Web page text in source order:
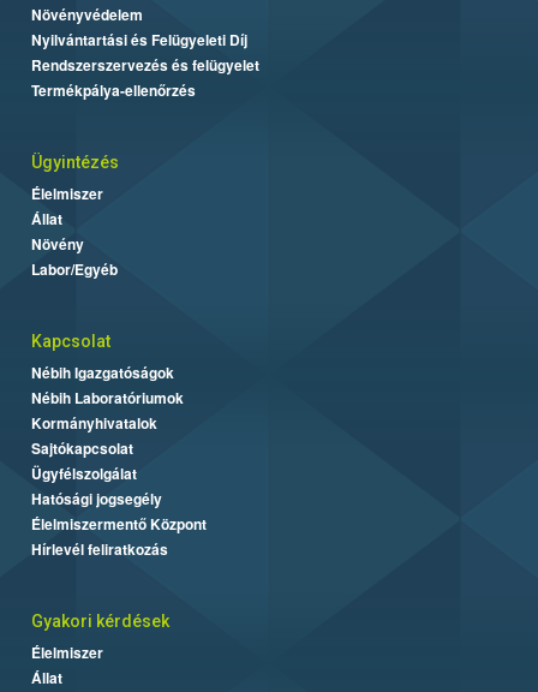
Növényvédelem
Nyilvántartási és Felügyeleti Díj
Rendszerszervezés és felügyelet
Termékpálya-ellenőrzés
Ügyintézés
Élelmiszer
Állat
Növény
Labor/Egyéb
Kapcsolat
Nébih Igazgatóságok
Nébih Laboratóriumok
Kormányhivatalok
Sajtókapcsolat
Ügyfélszolgálat
Hatósági jogsegély
Élelmiszermentő Központ
Hírlevél feliratkozás
Gyakori kérdések
Élelmiszer
Állat